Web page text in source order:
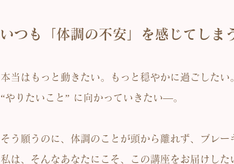
いつも「体調の不安」を感じてしま
本当はもっと動きたい。もっと穏やかに過ごしたい
“やりたいこと” に向かっていきたい—。
そう願うのに、体調のことが頭から離れず、ブレー
私は、そんなあなたにこそ、この講座をお届けした